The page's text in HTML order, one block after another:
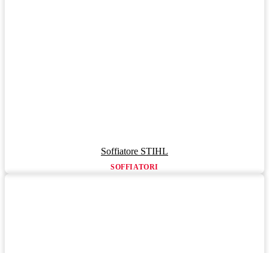
Soffiatore STIHL
SOFFIATORI